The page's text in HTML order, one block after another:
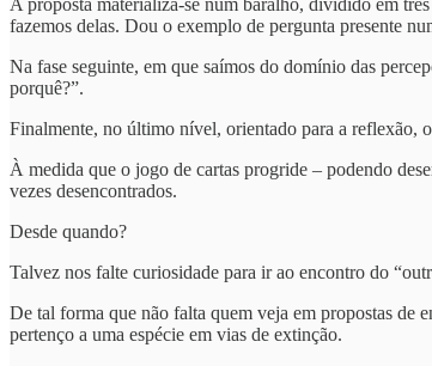
fazemos delas. Dou o exemplo de pergunta presente
Na fase seguinte, em que saímos do domínio das
porquê?”.
Finalmente, no último nível, orientado para a reflexão,
À medida que o jogo de cartas progride – podendo
vezes desencontrados.
Desde quando?
Talvez nos falte curiosidade para ir ao encontro do
De tal forma que não falta quem veja em propostas de
pertenço a uma espécie em vias de extinção.